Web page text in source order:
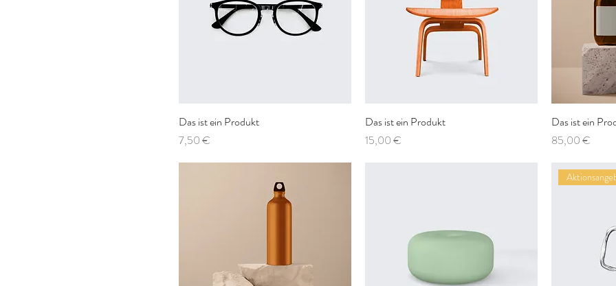
Das ist ein Produkt
Preis
7,50 €
Das ist ein Produkt
Preis
15,00 €
Das ist ein
Preis
85,00 €